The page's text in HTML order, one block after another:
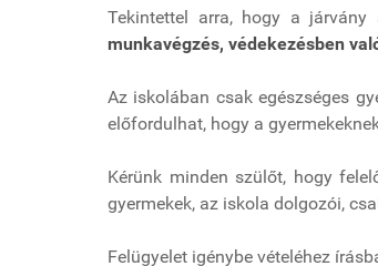
Tekintettel arra, hogy a
munkavégzés, védekezésben
Az iskolában csak egészséges
előfordulhat, hogy a
Kérünk minden szülőt, hogy
gyermekek, az iskola dolgozói,
Felügyelet igénybe vételéhez